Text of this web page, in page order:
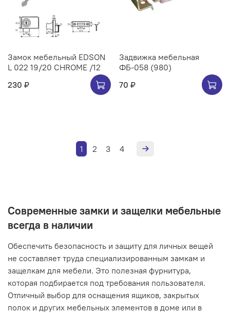
Замок мебельный EDSON
L 022 19/20 CHROME /12
230 ₽
Задвижка мебельная
ФБ-058 (980)
70 ₽
1 2 3 4
Современные замки и защелки мебельные
всегда в наличии
Обеспечить безопасность и защиту для личных вещей
не составляет труда специализированным замкам и
защелкам для мебели. Это полезная фурнитура,
которая подбирается под требования пользователя.
Отличный выбор для оснащения ящиков, закрытых
полок и других мебельных элементов в доме или в